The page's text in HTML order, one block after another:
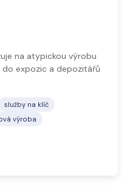
na atypickou výrobu
expozic a depozitářů
služby na klíč
výroba